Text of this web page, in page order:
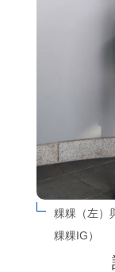
粿粿（左）
粿粿IG）